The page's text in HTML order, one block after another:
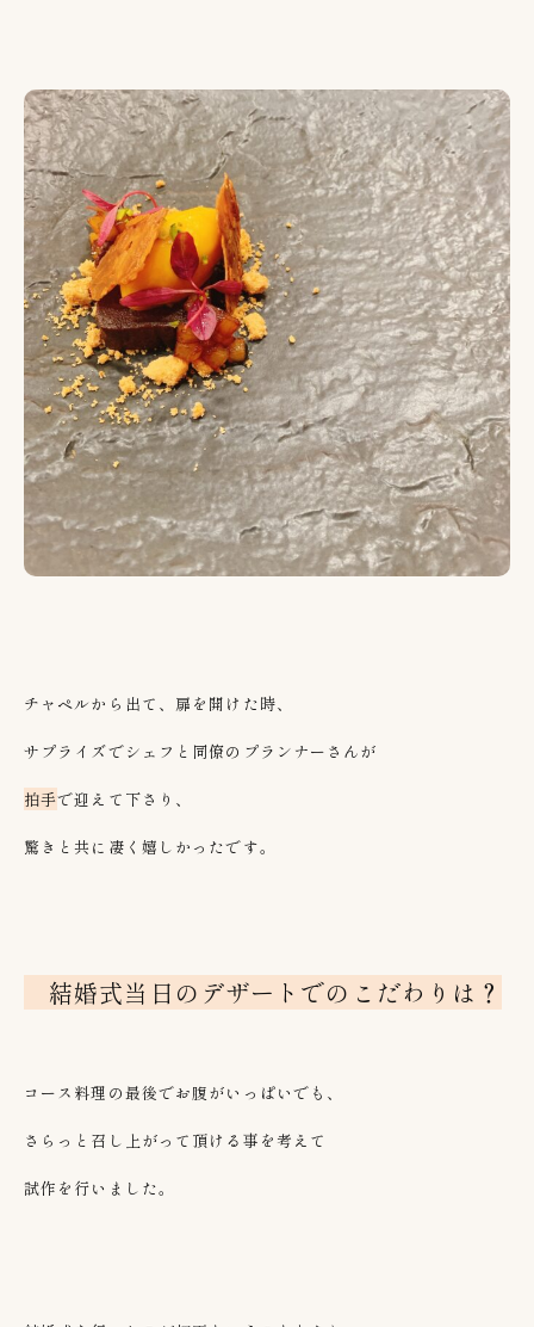
チャペルから出て、扉を開けた時、
サプライズでシェフと同僚のプランナーさんが
拍手で迎えて下さり、
驚きと共に凄く嬉しかったです。
結婚式当日のデザートでのこだわりは？
コース料理の最後でお腹がいっぱいでも、
さらっと召し上がって頂ける事を考えて
試作を行いました。